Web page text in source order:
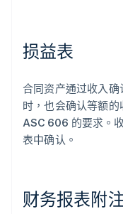
损益表
合同资产通过收入
时，也会确认等额
ASC 606 的要求。
表中确认。
财务报表附